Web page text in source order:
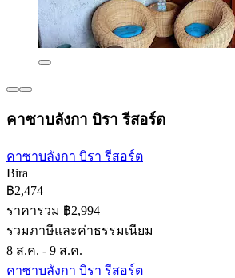
คาซาบลังกา บิรา รีสอร์ต
คาซาบลังกา บิรา รีสอร์ต
Bira
฿2,474
ราคารวม ฿2,994
รวมภาษีและค่าธรรมเนียม
8 ส.ค. - 9 ส.ค.
คาซาบลังกา บิรา รีสอร์ต